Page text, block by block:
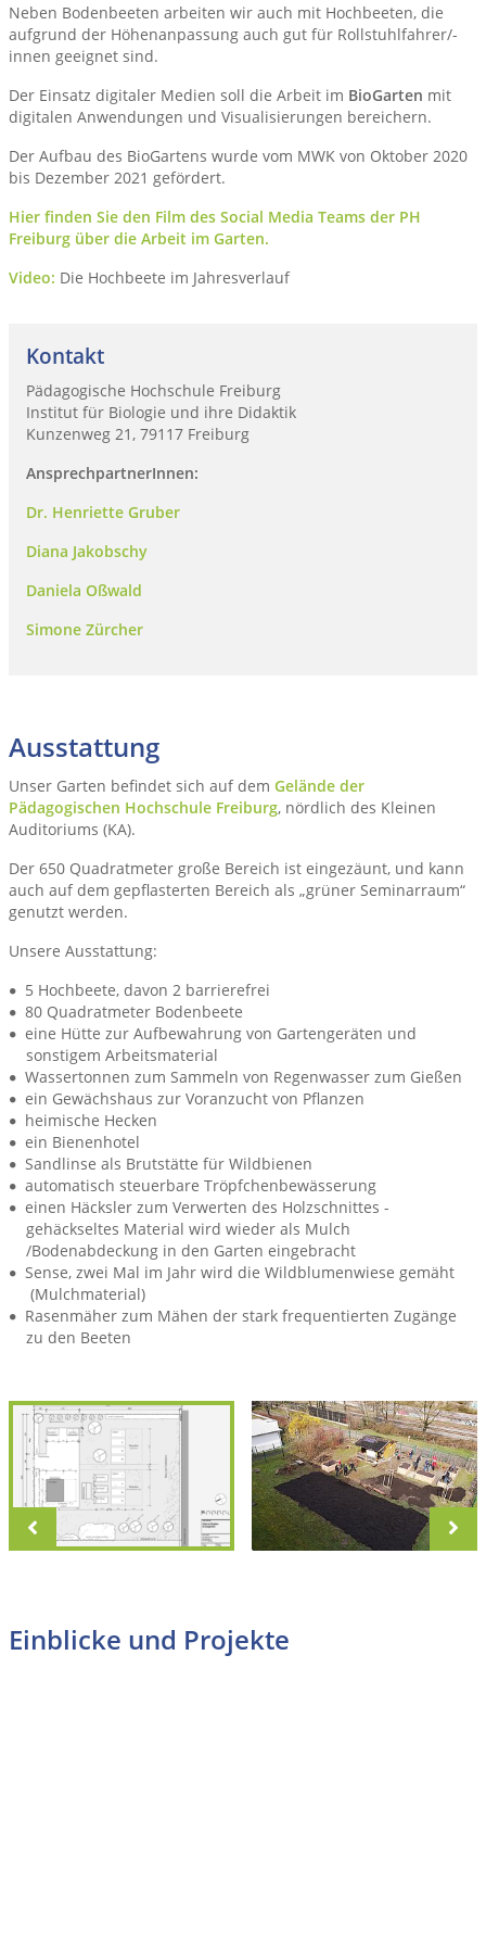
Neben Bodenbeeten arbeiten wir auch mit Hochbeeten, die
aufgrund der Höhenanpassung auch gut für Rollstuhlfahrer/-
innen geeignet sind.
Der Einsatz digitaler Medien soll die Arbeit im BioGarten mit
digitalen Anwendungen und Visualisierungen bereichern.
Der Aufbau des BioGartens wurde vom MWK von Oktober 2020
bis Dezember 2021 gefördert.
Hier finden Sie den Film des Social Media Teams der PH
Freiburg über die Arbeit im Garten.
Video: Die Hochbeete im Jahresverlauf
Kontakt
Pädagogische Hochschule Freiburg
Institut für Biologie und ihre Didaktik
Kunzenweg 21, 79117 Freiburg
AnsprechpartnerInnen:
Dr. Henriette Gruber
Diana Jakobschy
Daniela Oßwald
Simone Zürcher
Ausstattung
Unser Garten befindet sich auf dem Gelände der
Pädagogischen Hochschule Freiburg, nördlich des Kleinen
Auditoriums (KA).
Der 650 Quadratmeter große Bereich ist eingezäunt, und kann
auch auf dem gepflasterten Bereich als „grüner Seminarraum“
genutzt werden.
Unsere Ausstattung:
5 Hochbeete, davon 2 barrierefrei
80 Quadratmeter Bodenbeete
eine Hütte zur Aufbewahrung von Gartengeräten und
sonstigem Arbeitsmaterial
Wassertonnen zum Sammeln von Regenwasser zum Gießen
ein Gewächshaus zur Voranzucht von Pflanzen
heimische Hecken
ein Bienenhotel
Sandlinse als Brutstätte für Wildbienen
automatisch steuerbare Tröpfchenbewässerung
einen Häcksler zum Verwerten des Holzschnittes -
gehäckseltes Material wird wieder als Mulch
/Bodenabdeckung in den Garten eingebracht
Sense, zwei Mal im Jahr wird die Wildblumenwiese gemäht
(Mulchmaterial)
Rasenmäher zum Mähen der stark frequentierten Zugänge
zu den Beeten
zurück
Einblicke und Projekte